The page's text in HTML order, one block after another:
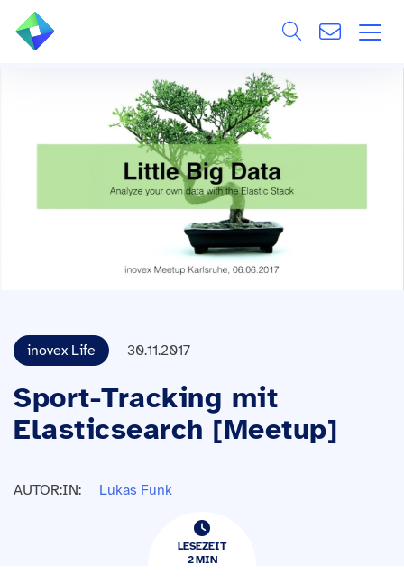
KARRIERE
inovex Life 30.11.2017
Sport-Tracking mit
Elasticsearch [Meetup]
AUTOR:IN: Lukas Funk
LESEZEIT
2​​MIN